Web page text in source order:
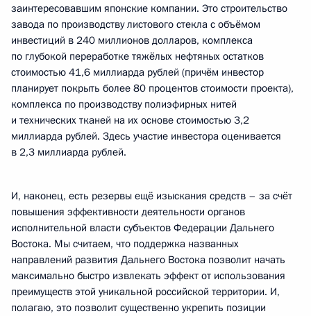
заинтересовавшим японские компании. Это строительство
завода по производству листового стекла с объёмом
инвестиций в 240 миллионов долларов, комплекса
по глубокой переработке тяжёлых нефтяных остатков
стоимостью 41,6 миллиарда рублей (причём инвестор
планирует покрыть более 80 процентов стоимости проекта),
комплекса по производству полиэфирных нитей
и технических тканей на их основе стоимостью 3,2
миллиарда рублей. Здесь участие инвестора оценивается
в 2,3 миллиарда рублей.
И, наконец, есть резервы ещё изыскания средств – за счёт
повышения эффективности деятельности органов
исполнительной власти субъектов Федерации Дальнего
Востока. Мы считаем, что поддержка названных
направлений развития Дальнего Востока позволит начать
максимально быстро извлекать эффект от использования
преимуществ этой уникальной российской территории. И,
полагаю, это позволит существенно укрепить позиции